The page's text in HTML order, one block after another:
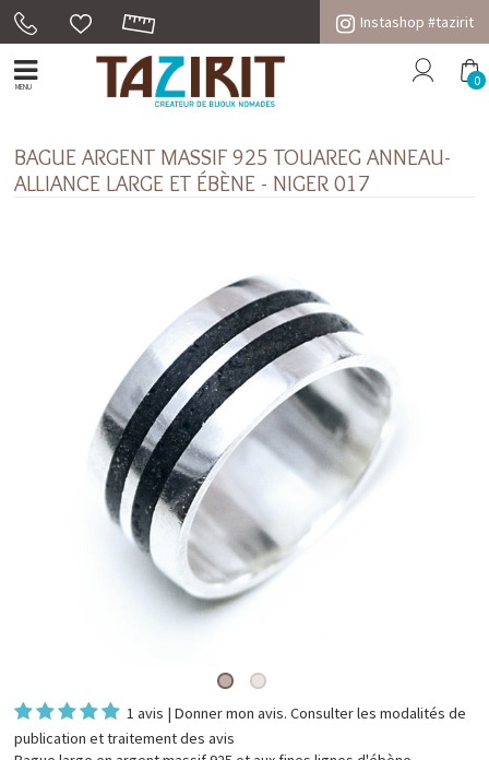
Instashop #tazirit
MENU 0
BAGUE ARGENT MASSIF 925 TOUAREG ANNEAU-
ALLIANCE LARGE ET ÉBÈNE - NIGER 017
1 avis |Donner mon avis. Consulter lesmodalités de
publication et traitement des avis